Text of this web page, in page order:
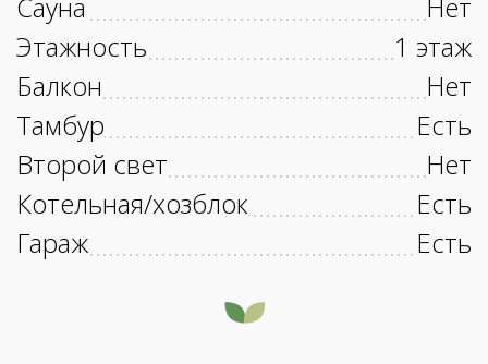
Этажность
1 этаж
Балкон
Нет
Тамбур
Есть
Второй свет
Нет
Котельная/хозблок
Есть
Гараж
Есть